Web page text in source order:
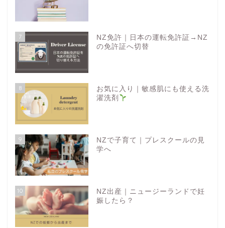
7
NZ免許｜日本の運転免許証→NZ
の免許証へ切替
8
お気に入り｜敏感肌にも使える洗
濯洗剤
9
NZで子育て｜プレスクールの見
学へ
10
NZ出産｜ニュージーランドで妊
娠したら？